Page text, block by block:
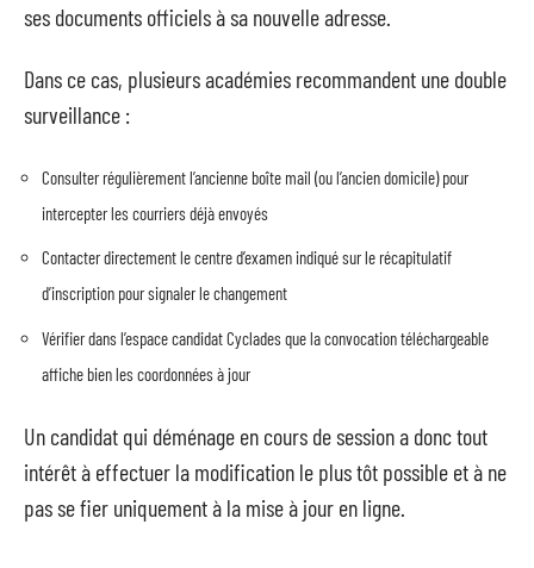
ses documents officiels à sa nouvelle adresse.
Dans ce cas, plusieurs académies recommandent une double
surveillance :
Consulter régulièrement l’ancienne boîte mail (ou l’ancien domicile) pour
intercepter les courriers déjà envoyés
Contacter directement le centre d’examen indiqué sur le récapitulatif
d’inscription pour signaler le changement
Vérifier dans l’espace candidat Cyclades que la convocation téléchargeable
affiche bien les coordonnées à jour
Un candidat qui déménage en cours de session a donc tout
intérêt à effectuer la modification le plus tôt possible et à ne
pas se fier uniquement à la mise à jour en ligne.